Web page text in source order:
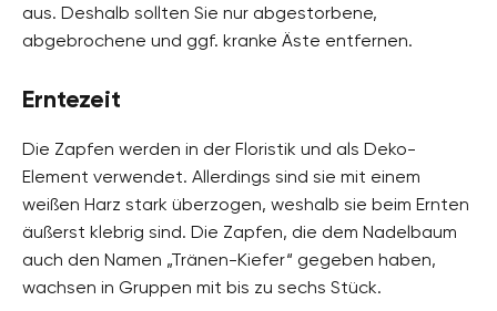
aus. Deshalb sollten Sie nur abgestorbene,
abgebrochene und ggf. kranke Äste entfernen.
Erntezeit
Die Zapfen werden in der Floristik und als Deko-
Element verwendet. Allerdings sind sie mit einem
weißen Harz stark überzogen, weshalb sie beim Ernten
äußerst klebrig sind. Die Zapfen, die dem Nadelbaum
auch den Namen „Tränen-Kiefer“ gegeben haben,
wachsen in Gruppen mit bis zu sechs Stück.